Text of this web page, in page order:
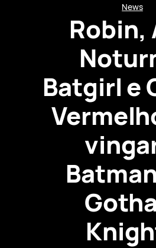
News
Robin,
Batgirl e